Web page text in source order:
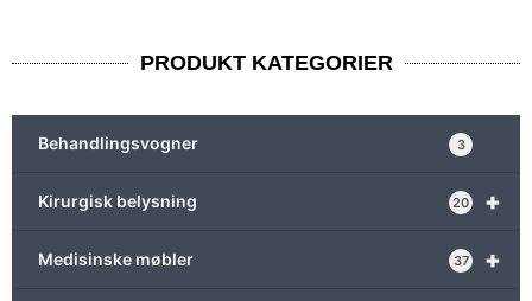
PRODUKT KATEGORIER
Behandlingsvogner 3
+
Kirurgisk belysning 20
+
Medisinske møbler 37